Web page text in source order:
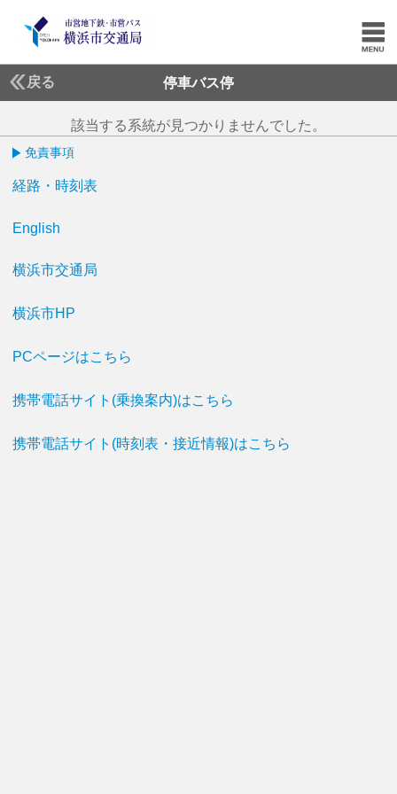
戻る 停車バス停
該当する系統が見つかりませんでした。
免責事項
経路・時刻表
English
横浜市交通局
横浜市HP
PCページはこちら
携帯電話サイト(乗換案内)はこちら
携帯電話サイト(時刻表・接近情報)はこちら